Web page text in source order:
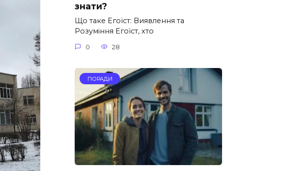
знати?
Що таке Егоїст: Виявлення та
Розуміння Егоїст, хто
0 28
ПОРАДИ